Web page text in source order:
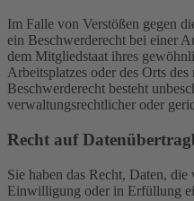
Im Falle von Verstößen gegen
ein Beschwerderecht bei einer
dem Mitgliedstaat ihres
Arbeitsplatzes oder des Orts
Beschwerderecht besteht
verwaltungsrechtlicher oder
Recht auf
Sie haben das Recht, Daten,
Einwilligung oder in Erfüllung